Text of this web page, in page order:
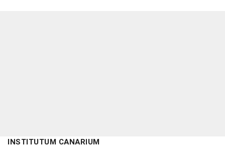
INSTITUTUM CANARIUM